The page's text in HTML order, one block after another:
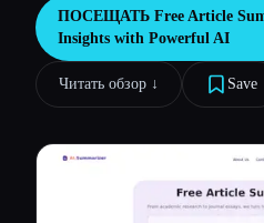
Сравнить инструменты
Все категории
ПОСЕЩАТЬ Free Article
Insights with Powerful AI
Читать обзор ↓︎ Save